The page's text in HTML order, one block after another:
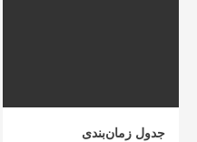
جدول زمان‌بندی